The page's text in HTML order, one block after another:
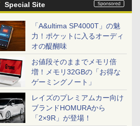
Special Site
「A&ultima SP4000T」の魅
力！ポケットに入るオーディ
オの醍醐味
お値段そのままでメモリ倍
増！メモリ32GBの「お得な
ゲーミングノート」
レイズのプレミアムカー向け
ブランドHOMURAから
「2×9R」が登場！